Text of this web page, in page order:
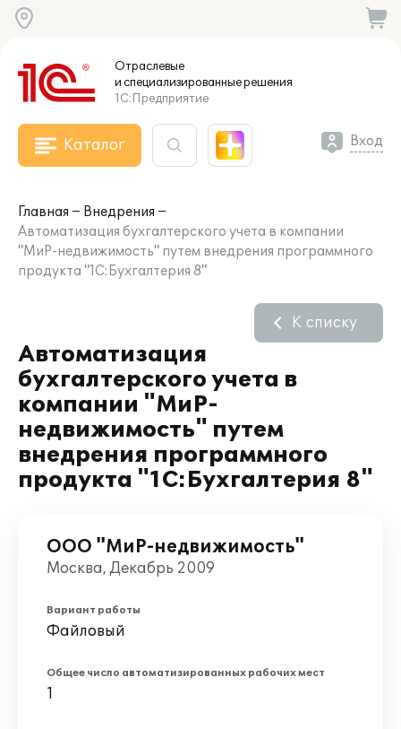
Отраслевые
и специализированныерешения
1С:Предприятие
Каталог Вход
Главная
Внедрения
Автоматизация бухгалтерского учета в компании
"МиР-недвижимость" путем внедрения программного
продукта "1С:Бухгалтерия 8"
Автоматизация
бухгалтерского учета в
компании "МиР-
недвижимость" путем
внедрения программного
продукта "1С:Бухгалтерия 8"
К списку
ООО "МиР-недвижимость"
Москва, Декабрь 2009
Вариант работы
Файловый
Общее число автоматизированных рабочих мест
1